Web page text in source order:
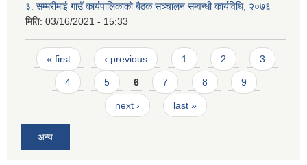
३. सम्मरीमाई गाउँ कार्यपालिकाको बैठक सञ्चालन सम्वन्धी कार्यविधि, २०७६
मिति: 03/16/2021 - 15:33
Pages
« first ‹ previous 1 2 3
4 5 6 7 8 9
next › last »
अन्य